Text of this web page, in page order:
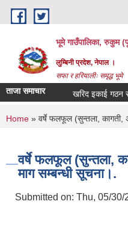
Skip to main content
भूमे गाउँपालिका, रुकुम
लुम्बिनी प्रदेश, नेपाल ।
सफा र हरियालीः समृद्ध भूमे
ताजा समाचार खरिद इकाई गठन
You are here
Home » वर्षे फलफूल (सुन्तला, कागती,
वर्षे फलफूल (सुन्तला,
माग सम्बन्धी सूचना।.
Submitted on: Thu, 05/30/